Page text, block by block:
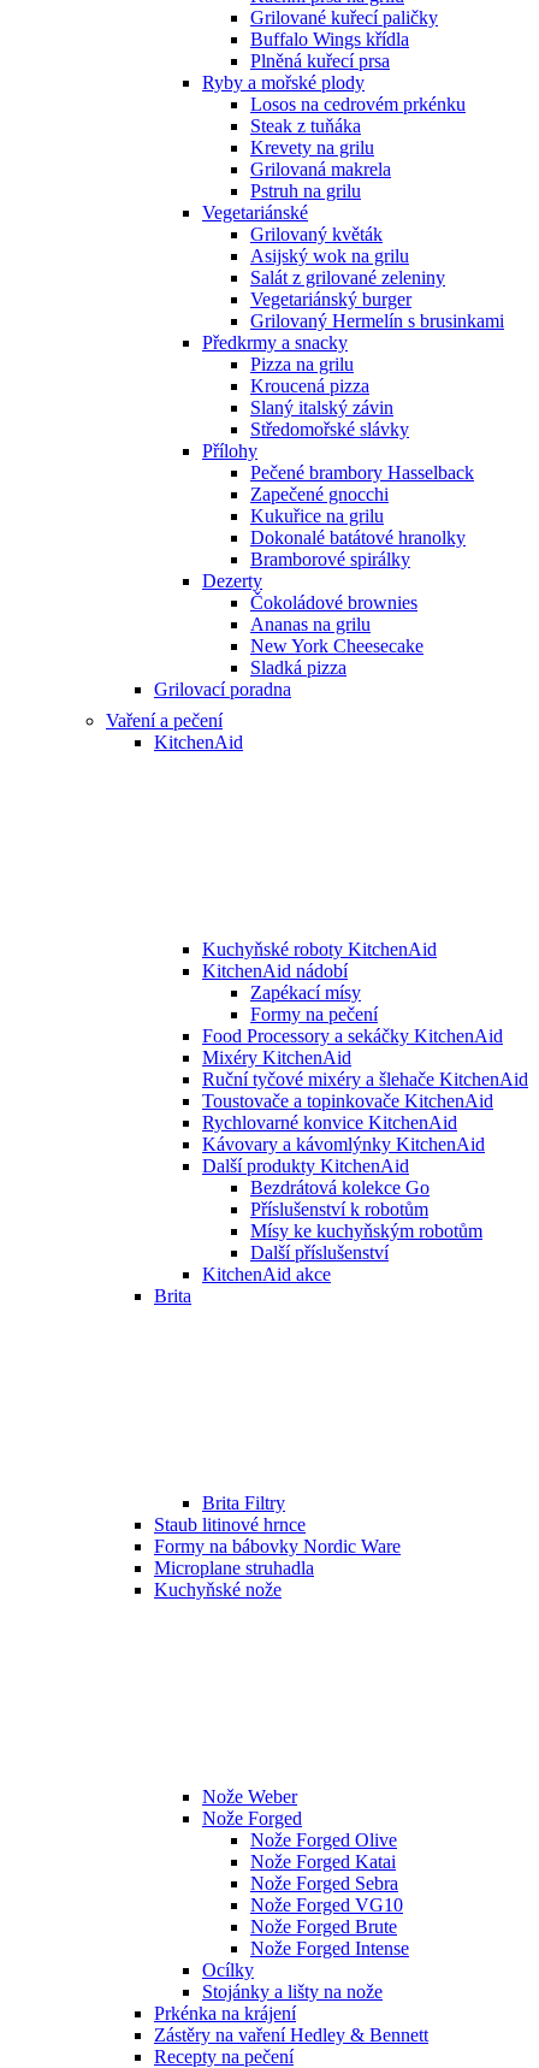
Grilované kuřecí paličky
Buffalo Wings křídla
Plněná kuřecí prsa
Ryby a mořské plody
Losos na cedrovém prkénku
Steak z tuňáka
Krevety na grilu
Grilovaná makrela
Pstruh na grilu
Vegetariánské
Grilovaný květák
Asijský wok na grilu
Salát z grilované zeleniny
Vegetariánský burger
Grilovaný Hermelín s brusinkami
Předkrmy a snacky
Pizza na grilu
Kroucená pizza
Slaný italský závin
Středomořské slávky
Přílohy
Pečené brambory Hasselback
Zapečené gnocchi
Kukuřice na grilu
Dokonalé batátové hranolky
Bramborové spirálky
Dezerty
Čokoládové brownies
Ananas na grilu
New York Cheesecake
Sladká pizza
Grilovací poradna
Vaření a pečení
KitchenAid
Kuchyňské roboty KitchenAid
KitchenAid nádobí
Zapékací mísy
Formy na pečení
Food Processory a sekáčky KitchenAid
Mixéry KitchenAid
Ruční tyčové mixéry a šlehače KitchenAid
Toustovače a topinkovače KitchenAid
Rychlovarné konvice KitchenAid
Kávovary a kávomlýnky KitchenAid
Další produkty KitchenAid
Bezdrátová kolekce Go
Příslušenství k robotům
Mísy ke kuchyňským robotům
Další příslušenství
KitchenAid akce
Brita
Brita Filtry
Staub litinové hrnce
Formy na bábovky Nordic Ware
Microplane struhadla
Kuchyňské nože
Nože Weber
Nože Forged
Nože Forged Olive
Nože Forged Katai
Nože Forged Sebra
Nože Forged VG10
Nože Forged Brute
Nože Forged Intense
Ocílky
Stojánky a lišty na nože
Prkénka na krájení
Zástěry na vaření Hedley & Bennett
Recepty na pečení